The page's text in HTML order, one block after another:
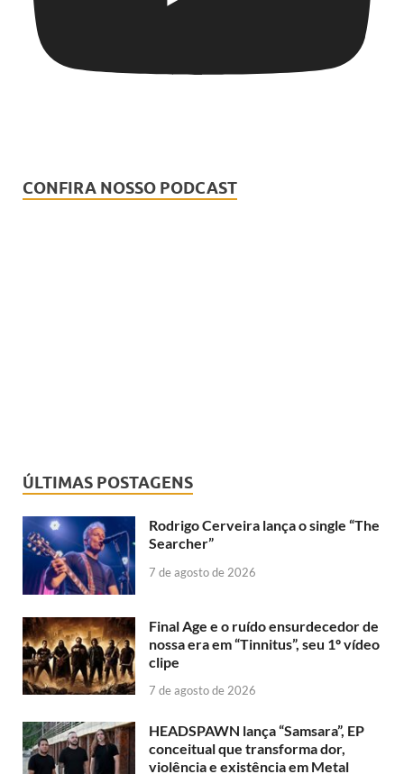
CONFIRA NOSSO PODCAST
ÚLTIMAS POSTAGENS
Rodrigo Cerveira lança o single “The
Searcher”
7 de agosto de 2026
Final Age e o ruído ensurdecedor de
nossa era em “Tinnitus”, seu 1º vídeo
clipe
7 de agosto de 2026
HEADSPAWN lança “Samsara”, EP
conceitual que transforma dor,
violência e existência em Metal